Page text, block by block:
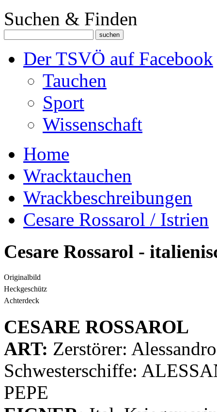
Suchen & Finden
Der TSVÖ auf Facebook
Tauchen
Sport
Wissenschaft
Home
Wracktauchen
Wrackbeschreibungen
Cesare Rossarol / Istrien
Cesare Rossarol -
Originalbild
Heckgeschütz
Achterdeck
CESARE ROSSAROL
ART: Zerstörer:
Schwesterschiffe:
PEPE